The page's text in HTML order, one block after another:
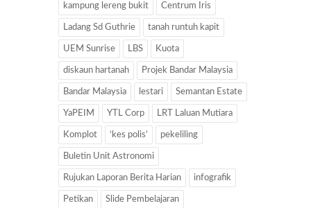
kampung lereng bukit Centrum Iris
Ladang Sd Guthrie tanah runtuh kapit
UEM Sunrise LBS Kuota
diskaun hartanah Projek Bandar Malaysia
Bandar Malaysia lestari Semantan Estate
YaPEIM YTL Corp LRT Laluan Mutiara
Komplot ‘kes polis’ pekeliling
Buletin Unit Astronomi
Rujukan Laporan Berita Harian infografik
Petikan Slide Pembelajaran